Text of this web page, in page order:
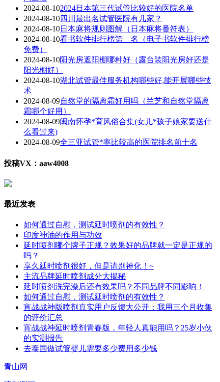
2024-08-102024日本第三代试管比较好的医院名单
2024-08-10四川最出名试管医院有几家？
2024-08-10日本麻将规则图解（日本麻将番符表）
2024-08-10看书软件排行榜第—名（电子书软件排行榜
免费）
2024-08-10阳光房遮阳棚哪种好（露台装阳光房好还是
阳光棚好）
2024-08-10湖北试管最佳服务机构哪些好,能开展哪些技
术
2024-08-09自然堂的隔离霜好用吗（兰芝和自然堂隔离
霜哪个好用）
2024-08-09闽南怀孕*育风俗合集(女儿*孩子娘家要送什
么看过来)
2024-08-09全三亚试管*率比较高的医院排名前十名
投稿VX：aaw4008
最近发表
如何通过自慰，测试延时喷剂的有效性？
印度神油的作用与功效
延时喷剂哪个牌子正规？效果好的品牌就一定是正规的
吗？
享久延时喷剂很好，但是请别神化！~
主流品牌延时喷剂成分大揭秘
延时喷剂洗完澡后还有效果吗？不同品牌不同影响！
如何通过自慰，测试延时喷剂的有效性？
宵战战神版喷剂真实用户反馈大公开：我用三个月收集
的评价汇总
宵战战神延时喷剂青春版，年轻人真能用吗？25岁小伙
的实测报告
去泰国做试管婴儿需要多少费用多少钱
青山网